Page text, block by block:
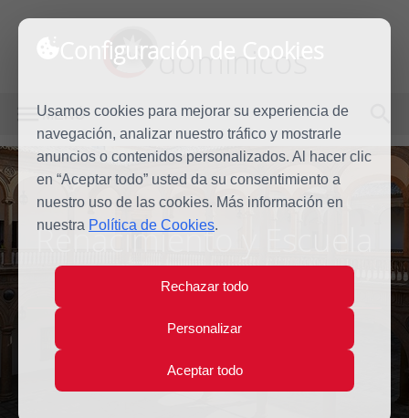
Configuración de Cookies
Usamos cookies para mejorar su experiencia de
navegación, analizar nuestro tráfico y mostrarle
anuncios o contenidos personalizados. Al hacer clic
en “Aceptar todo” usted da su consentimiento a
nuestro uso de las cookies. Más información en
nuestra Política de Cookies.
Rechazar todo
Personalizar
Aceptar todo
dominicos
MENÚ
Renacimiento y Escuela
Española/ siglo XVI